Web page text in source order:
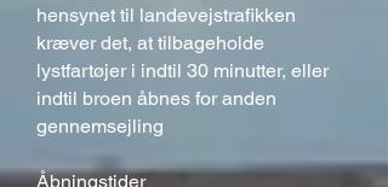
hensynet til landevejstrafikken
kræver det, at tilbageholde
lystfartøjer i indtil 30 minutter, eller
indtil broen åbnes for anden
gennemsejling
Åbningstider